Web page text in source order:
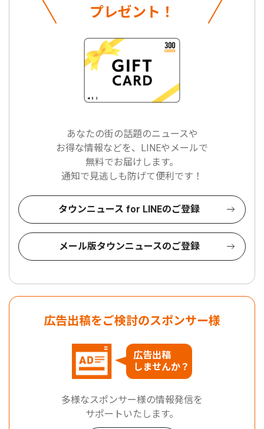
プレゼント！
あなたの街の話題のニュースや
お得な情報などを、LINEやメールで
無料でお届けします。
通知で見逃しも防げて便利です！
タウンニュース for LINEのご登録
メール版タウンニュースのご登録
広告出稿をご検討のスポンサー様
広告出稿
しませんか？
多様なスポンサー様の情報発信を
サポートいたします。